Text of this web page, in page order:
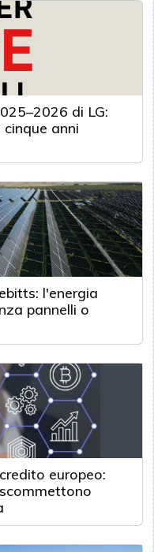
di LG:
anni
l'energia
pannelli o
europeo: